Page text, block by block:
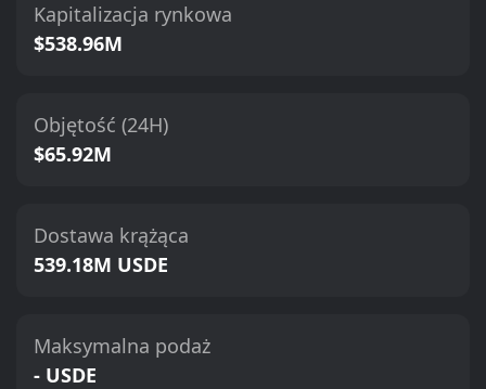
Kapitalizacja rynkowa
$538.96M
Objętość (24H)
$65.92M
Dostawa krążąca
539.18M USDE
Maksymalna podaż
- USDE